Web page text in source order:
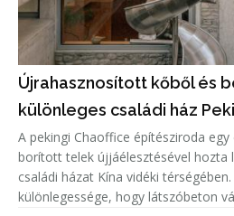
Újrahasznosított kőből és
különleges családi ház
A pekingi Chaoffice építésziroda
borított telek újjáélesztésével hozta
családi házat Kína vidéki
különlegessége, hogy látszóbeton